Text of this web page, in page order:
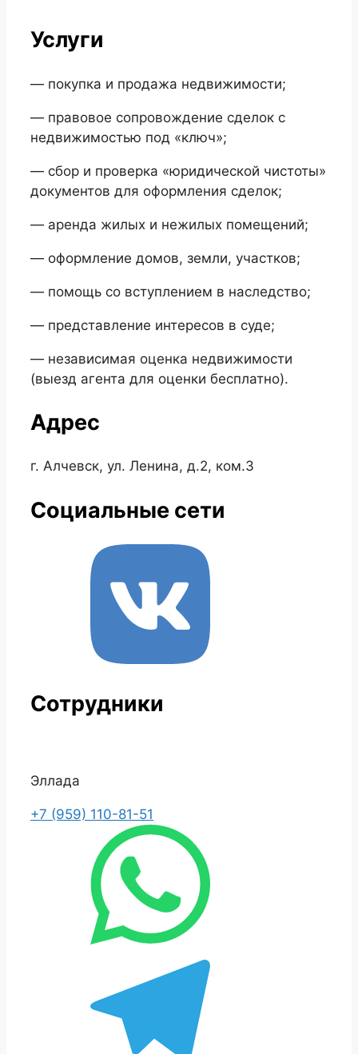
Услуги
— покупка и продажа недвижимости;
— правовое сопровождение сделок с
недвижимостью под «ключ»;
— сбор и проверка «юридической чистоты»
документов для оформления сделок;
— аренда жилых и нежилых помещений;
— оформление домов, земли, участков;
— помощь со вступлением в наследство;
— представление интересов в суде;
— независимая оценка недвижимости
(выезд агента для оценки бесплатно).
Адрес
г. Алчевск, ул. Ленина, д.2, ком.3
Социальные сети
Сотрудники
Эллада
+7 (959) 110-81-51